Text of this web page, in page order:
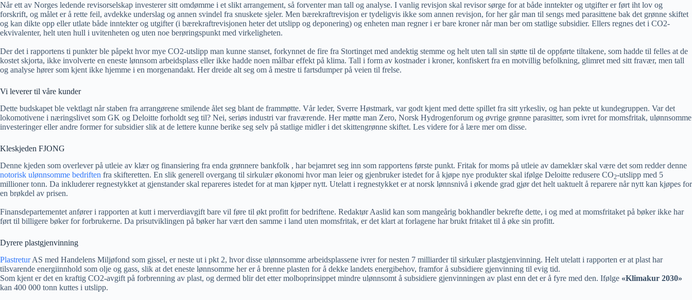
Når ett av Norges ledende revisorselskap investerer sitt omdømme i et slikt arrangement, så forventer man tall og analyse. I vanlig revisjon skal revisor sørge for at både inntekter og utgifter er ført iht lov og
forskrift, og målet er å rette feil, avdekke underslag og annen svindel fra snuskete sjeler. Men bærekraftrevisjon er tydeligvis ikke som annen revisjon, for her går man til sengs med parasittene bak det grønne skiftet
og kan dikte opp eller utlate både inntekter og utgifter (i bærekraftrevisjonen heter det utslipp og deponering) og enheten man regner i er bare kroner når man ber om statlige subsidier. Ellers regnes det i CO2-
ekvivalenter, helt uten hull i uvitenheten og uten noe berøringspunkt med virkeligheten.
Der det i rapportens ti punkter ble påpekt hvor mye CO2-utslipp man kunne stanset, forkynnet de fire fra Stortinget med andektig stemme og helt uten tall sin støtte til de oppførte tiltakene, som hadde til felles at de
kostet skjorta, ikke involverte en eneste lønnsom arbeidsplass eller ikke hadde noen målbar effekt på klima. Tall i form av kostnader i kroner, konfiskert fra en motvillig befolkning, glimret med sitt fravær, men tall
og analyse hører som kjent ikke hjemme i en morgenandakt. Her dreide alt seg om å mestre ti fartsdumper på veien til frelse.
Vi leverer til våre kunder
Dette budskapet ble vektlagt når staben fra arrangørene smilende ålet seg blant de frammøtte. Vår leder, Sverre Høstmark, var godt kjent med dette spillet fra sitt yrkesliv, og han pekte ut kundegruppen. Var det
lokomotivene i næringslivet som GK og Deloitte forholdt seg til? Nei, seriøs industri var fraværende. Her møtte man Zero, Norsk Hydrogenforum og øvrige grønne parasitter, som ivret for momsfritak, ulønnsomme
investeringer eller andre former for subsidier slik at de lettere kunne berike seg selv på statlige midler i det skittengrønne skiftet. Les videre for å lære mer om disse.
Kleskjeden FJONG
Denne kjeden som overlever på utleie av klær og finansiering fra enda grønnere bankfolk , har bejamret seg inn som rapportens første punkt. Fritak for moms på utleie av dameklær skal være det som redder denne
notorisk ulønnsomme bedriften fra skifteretten. En slik generell overgang til sirkulær økonomi hvor man leier og gjenbruker istedet for å kjøpe nye produkter skal ifølge Deloitte redusere CO2-utslipp med 5
millioner tonn. Da inkluderer regnestykket at gjenstander skal repareres istedet for at man kjøper nytt. Utelatt i regnestykket er at norsk lønnsnivå i økende grad gjør det helt uaktuelt å reparere når nytt kan kjøpes for
en brøkdel av prisen.
Finansdepartementet anfører i rapporten at kutt i merverdiavgift bare vil føre til økt profitt for bedriftene. Redaktør Aaslid kan som mangeårig bokhandler bekrefte dette, i og med at momsfritaket på bøker ikke har
ført til billigere bøker for forbrukerne. Da prisutviklingen på bøker har vært den samme i land uten momsfritak, er det klart at forlagene har brukt fritaket til å øke sin profitt.
Dyrere plastgjenvinning
PlastreturAS med Handelens Miljøfond som gissel, er neste ut i pkt 2, hvor disse ulønnsomme arbeidsplassene ivrer for nesten 7 milliarder til sirkulær plastgjenvinning. Helt utelatt i rapporten er at plast har
tilsvarende energiinnhold som olje og gass, slik at det eneste lønnsomme her er å brenne plasten for å dekke landets energibehov, framfor å subsidiere gjenvinning til evig tid.
Som kjent er det en kraftig CO2-avgift på forbrenning av plast, og dermed blir det etter molboprinsippet mindre ulønnsomt å subsidiere gjenvinningen av plast enn det er å fyre med den. Ifølge «Klimakur 2030»
kan 400 000 tonn kuttes i utslipp.